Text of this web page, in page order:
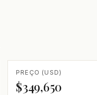
PREÇO (USD)
$349,650